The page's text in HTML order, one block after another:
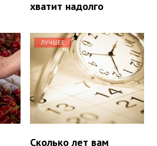
хватит надолго
ЛУЧШЕЕ
Сколько лет вам